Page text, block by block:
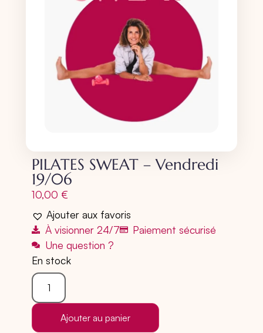
PILATES SWEAT – Vendredi
19/06
10,00 €
Ajouter aux favoris
À visionner 24/7
Paiement sécurisé
Une question ?
En stock
Ajouter au panier